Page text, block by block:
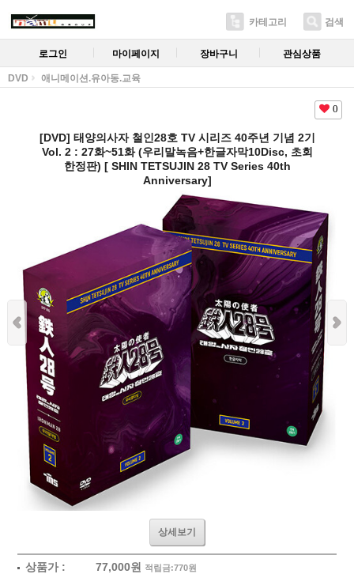
카테고리 검색
로그인 마이페이지 장바구니 관심상품
DVD 애니메이션.유아동.교육
0
[DVD] 태양의사자 철인28호 TV 시리즈 40주년 기념 2기
Vol. 2 : 27화~51화 (우리말녹음+한글자막10Disc, 초회
한정판) [ SHIN TETSUJIN 28 TV Series 40th
Anniversary]
상세보기
상품가 : 77,000원 적립금:770원